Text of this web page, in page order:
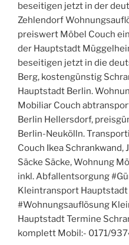
beseitigen jetzt in der
Zehlendorf
preiswert Möbel Couch
der Hauptstadt
beseitigen jetzt in die
Berg, kostengünstig
Hauptstadt Berlin.
Mobiliar Couch
Berlin Hellersdorf,
Berlin-Neukölln.
Couch Ikea
Säcke Säcke, Wohnung
inkl. Abfallentsorgung
Kleintransport
#Wohnungsauflösung
Hauptstadt Termine
komplett Mobil:- 0171/